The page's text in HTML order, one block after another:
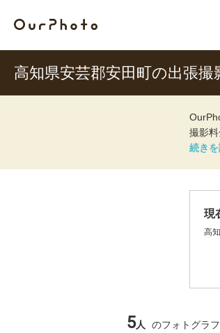
高知県安芸郡安田町の出張
撮影
現
高
5人 のフォトグラ